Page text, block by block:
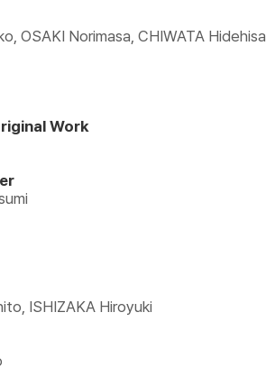
OSAKI Norimasa, CHIWATA Hidehisa
Work
ISHIZAKA Hiroyuki